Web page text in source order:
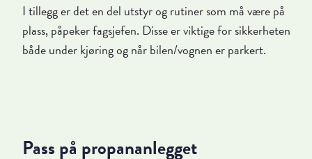
I tillegg er det en del utstyr og rutiner som må være på
plass, påpeker fagsjefen. Disse er viktige for sikkerheten
både under kjøring og når bilen/vognen er parkert.
Pass på propananlegget